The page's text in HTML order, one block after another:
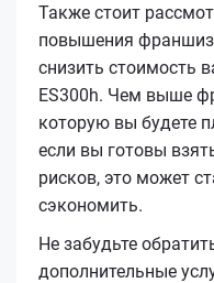
Также стоит
повышения
снизить стоимость
ES300h. Чем выше
которую вы будете
если вы готовы
рисков, это может
сэкономить.
Не забудьте
дополнительные